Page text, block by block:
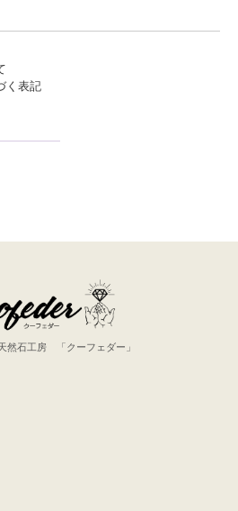
く表記
然石工房 「クーフェダー」